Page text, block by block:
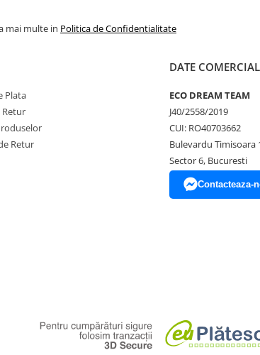
cu accent, Iluminare
cladire - Iluminare
- Iluminare coridor
pentru restaurante -
pentru pasarela -
pentru dormitor -
pentru mobila -
pentru sufragerie -
pentru scări - Iluminat
pentru exterior - Benzi
mai multe in Politica de Confidentialitate
Plata
Retur
Retur
DATE
ECO DREAM TEAM
J40/2558/2019
CUI: RO40703662
Bulevardu Timisoara
Sector 6, Bucuresti
Contacteaza-